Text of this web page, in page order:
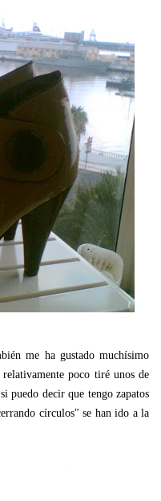
me ha gustado muchísimo
relativamente poco tiré unos de
puedo decir que tengo zapatos
círculos" se han ido a la